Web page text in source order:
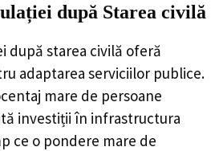
după Starea civilă
după starea civilă oferă
adaptarea serviciilor publice.
mare de persoane
investiții în infrastructura
ce o pondere mare de